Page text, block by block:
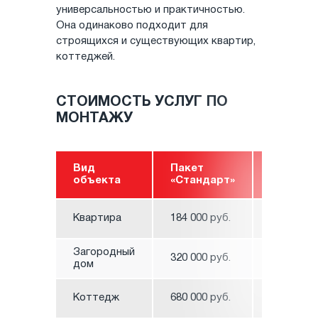
универсальностью и практичностью.
Она одинаково подходит для
строящихся и существующих квартир,
коттеджей.
СТОИМОСТЬ УСЛУГ ПО
МОНТАЖУ
Вид
объекта
Пакет
«Стандарт»
Квартира 184 000 руб.
Загородный
дом
320 000 руб.
Коттедж 680 000 руб.